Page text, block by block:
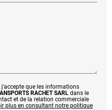
que les informations
RACHET SARLdans le
et de la relation commerciale
plus en consultant notre politique